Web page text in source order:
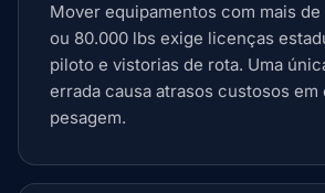
Mover equipamentos com mais
ou 80.000 lbs exige licenças
piloto e vistorias de rota. Uma
errada causa atrasos custosos em
pesagem.